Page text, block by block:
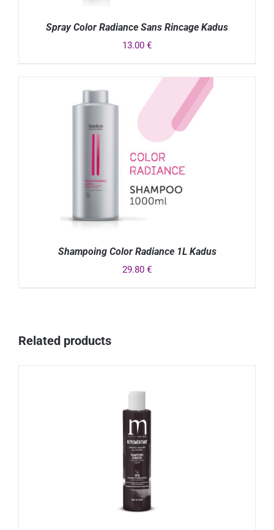
Spray Color Radiance Sans Rincage Kadus
13.00 €
Shampoing Color Radiance 1L Kadus
29.80 €
Related products